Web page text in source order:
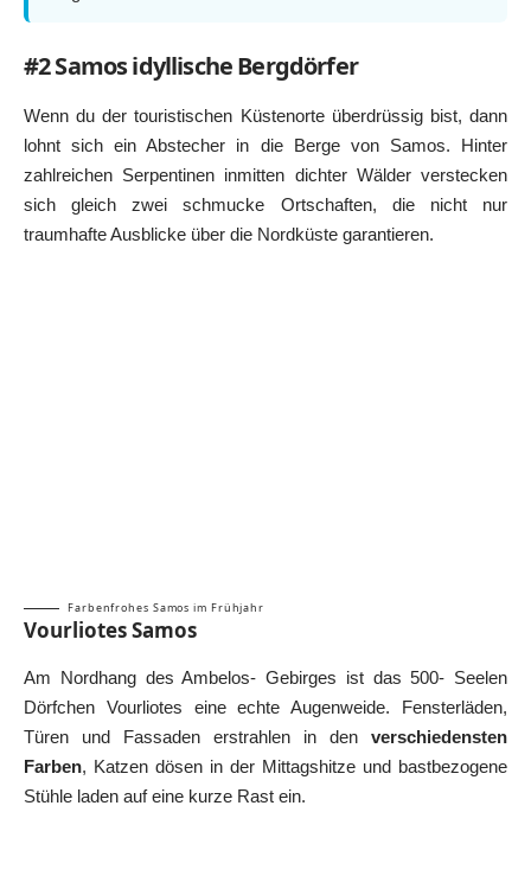
#2 Samos idyllische Bergdörfer
Wenn du der touristischen Küstenorte überdrüssig bist, dann
lohnt sich ein Abstecher in die Berge von Samos. Hinter
zahlreichen Serpentinen inmitten dichter Wälder verstecken
sich gleich zwei schmucke Ortschaften, die nicht nur
traumhafte Ausblicke über die Nordküste garantieren.
Farbenfrohes Samos im Frühjahr
Vourliotes Samos
Am Nordhang des Ambelos- Gebirges ist das 500- Seelen
Dörfchen Vourliotes eine echte Augenweide. Fensterläden,
Türen und Fassaden erstrahlen in den verschiedensten
Farben, Katzen dösen in der Mittagshitze und bastbezogene
Stühle laden auf eine kurze Rast ein.